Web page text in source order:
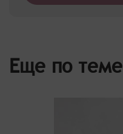
Еще по теме